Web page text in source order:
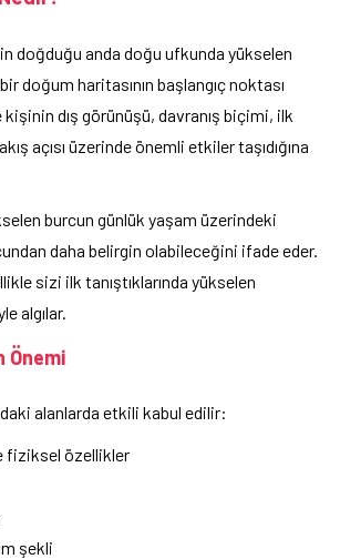
doğduğu anda doğu ufkunda yükselen
doğum haritasının başlangıç noktası
dış görünüşü, davranış biçimi, ilk
açısı üzerinde önemli etkiler taşıdığına
burcun günlük yaşam üzerindeki
daha belirgin olabileceğini ifade eder.
sizi ilk tanıştıklarında yükselen
algılar.
Önemi
alanlarda etkili kabul edilir:
fiziksel özellikler
şekli